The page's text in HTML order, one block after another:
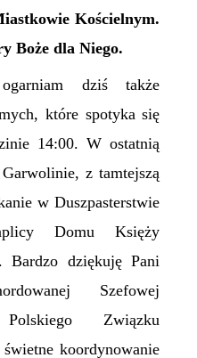
Kościelnym.
Boże dla Niego.
dziś także
które spotyka się
14:00. W ostatnią
z tamtejszą
w Duszpasterstwie
Domu Księży
Bardzo dziękuję Pani
Szefowej
Związku
koordynowanie